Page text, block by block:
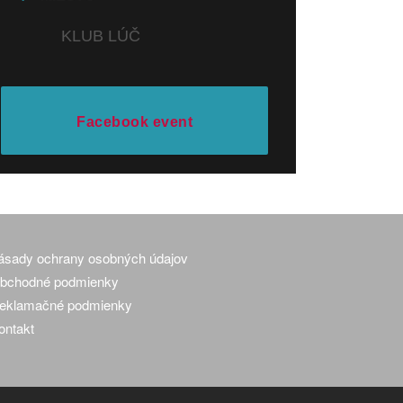
KLUB LÚČ
Facebook event
ochrany osobných údajov
podmienky
podmienky